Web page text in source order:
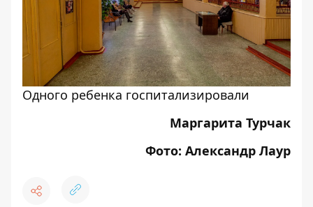
Одного ребенка госпитализировали
Маргарита Турчак
Фото: Александр Лаур